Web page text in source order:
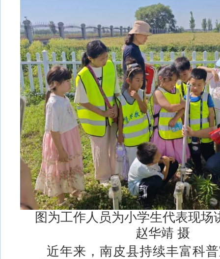
图为工作人员为小学生代表现
赵华靖 摄
近年来，南皮县持续丰富科普